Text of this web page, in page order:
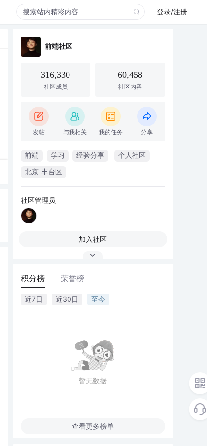
登录/注册
前端社区
316,330
社区成员
60,458
社区内容
发帖 与我相关 我的任务 分享
前端 学习 经验分享 个人社区
北京·丰台区
社区管理员
加入社区
积分榜 荣誉榜
近7日 近30日 至今
暂无数据
查看更多榜单